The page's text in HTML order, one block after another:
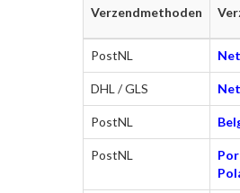
Verzendmethoden
PostNL
DHL / GLS
PostNL
PostNL